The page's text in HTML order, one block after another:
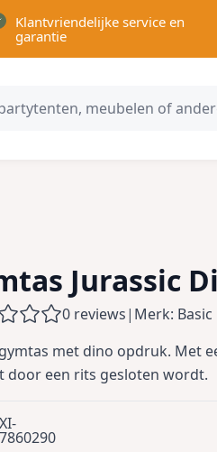
Klantvriendelijke service en
garantie
category
Jurassic
0 reviews| Merk: Basic
met dino opdruk. Met
door een rits gesloten wordt.
XI-
7860290